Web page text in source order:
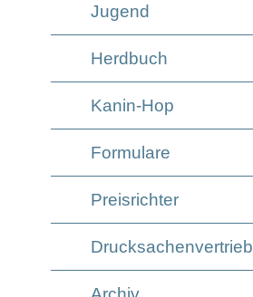
Jugend
Herdbuch
Kanin-Hop
Formulare
Preisrichter
Drucksachenvertrieb